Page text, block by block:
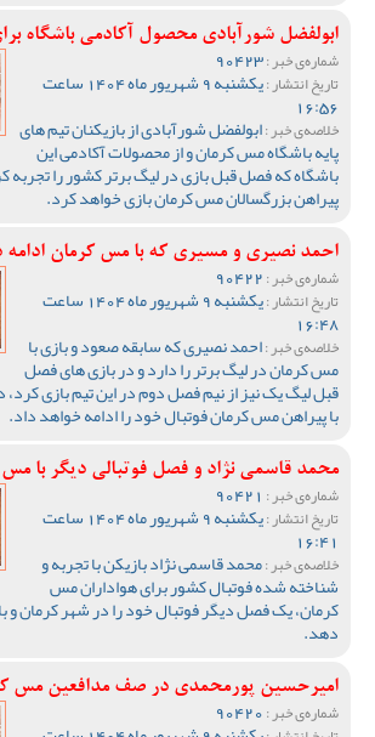
ابولفضل شورآبادی محصول آکادمی باشگاه
شماره‌ی خبر :
تاریخ انتشار : یکشنبه 9 شهریور ماه 1404 ساعت
16:56
خلاصه‌ی خبر :ابولفضل شورآبادی از بازیکنان تیم های
پایه باشگاه مس کرمان و از محصولات آکادمی این
باشگاه که فصل قبل بازی در لیگ برتر کشور را تجربه
پیراهن بزرگسالان مس کرمان بازی خواهد کرد.
احمد نصیری و مسیری که با مس کرمان ادامه
شماره‌ی خبر :
تاریخ انتشار : یکشنبه 9 شهریور ماه 1404 ساعت
16:48
خلاصه‌ی خبر :احمد نصیری که سابقه صعود و بازی با
مس کرمان در لیگ برتر را دارد و در بازی های فصل
قبل لیگ یک نیز از نیم فصل دوم در این تیم بازی
با پیراهن مس کرمان فوتبال خود را ادامه خواهد داد.
محمد قاسمی نژاد و فصل فوتبالی دیگر با
شماره‌ی خبر :
تاریخ انتشار : یکشنبه 9 شهریور ماه 1404 ساعت
16:41
خلاصه‌ی خبر :محمد قاسمی نژاد بازیکن با تجربه و
شناخته شده فوتبال کشور برای هواداران مس
کرمان، یک فصل دیگر فوتبال خود را در شهر کرمان و
دهد.
امیرحسین پورمحمدی در صف مدافعین مس
شماره‌ی خبر :